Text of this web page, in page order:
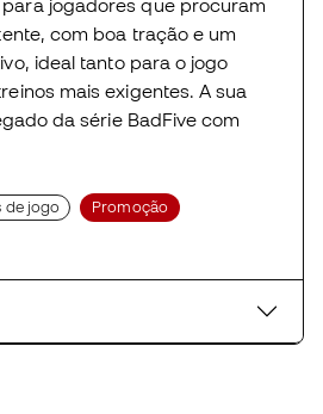
jogadores que procuram
com boa tração e um
ideal tanto para o jogo
mais exigentes. A sua
da série BadFive com
de jogo Promoção